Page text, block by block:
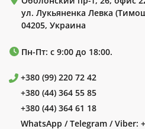
ул. Лукьяненка Левка
04205, Украина
Пн-Пт: с 9:00 до 18:00.
+380 (99) 220 72 42
+380 (44) 364 55 85
+380 (44) 364 61 18
WhatsApp / Telegram / Viber: